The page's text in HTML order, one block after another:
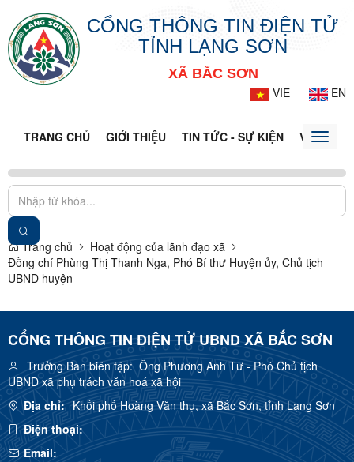
CỔNG THÔNG TIN ĐIỆN TỬ
TỈNH LẠNG SƠN
XÃ BẮC SƠN
VIE
EN
TRANG CHỦ GIỚI THIỆU TIN TỨC - SỰ KIỆN VĂN BẢN
Toggle
Trang chủ
Hoạt động của lãnh đạo xã
Đồng chí Phùng Thị Thanh Nga, Phó Bí thư Huyện ủy, Chủ tịch
UBND huyện
CỔNG THÔNG TIN ĐIỆN TỬ UBND XÃ BẮC SƠN
Trưởng Ban biên tập:Ông Phương Anh Tư - Phó Chủ tịch
UBND xã phụ trách văn hoá xã hội
Địa chỉ: Khối phố Hoàng Văn thụ, xã Bắc Sơn, tỉnh Lạng Sơn
Điện thoại:
Email: